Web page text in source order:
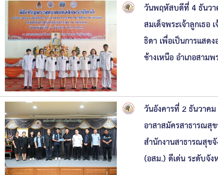
วันพฤหัสบดีที่ 4 ธันวา
สมเด็จพระเจ้าลูกเธ
ธิดา เพื่อเป็นการแสด
ช้างเหนือ อำเภอสาม
วันอังคารที่ 2 ธันวาค
อาสาสมัครสาธารณสุ
สำนักงานสาธารณสุข
(อสม.) ดีเด่น ระดับจั